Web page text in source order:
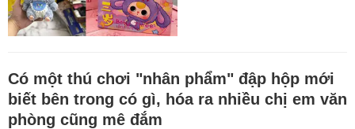
Có một thú chơi "nhân phẩm" đập hộp mới
biết bên trong có gì, hóa ra nhiều chị em văn
phòng cũng mê đắm